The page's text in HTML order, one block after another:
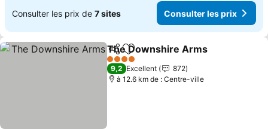
Consulter les prix de 7 sites Consulter les prix
PartagerAjouter à mes favoris
The Downshire Arms
4 Étoiles
9,2 Excellent
872
à 12.6 km de : Centre-ville